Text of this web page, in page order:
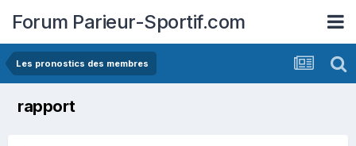
Forum Parieur-Sportif.com
Les pronostics des membres
rapport